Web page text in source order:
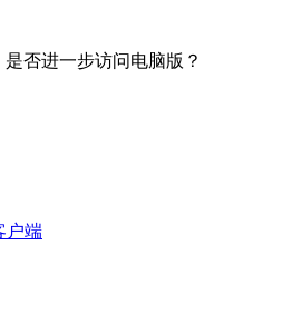
否进一步访问电脑版？
户端